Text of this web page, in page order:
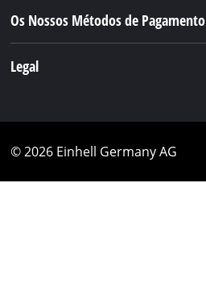
Os Nossos Métodos de Pagamento
Legal
© 2026 Einhell Germany AG